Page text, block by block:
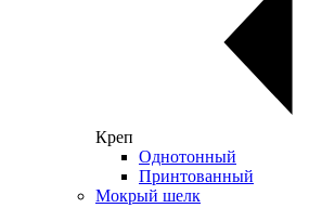
Креп
Однотонный
Принтованный
Мокрый шелк